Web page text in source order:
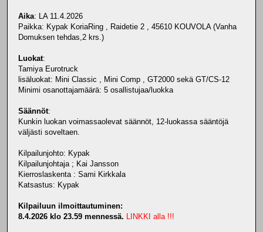
Aika: LA 11.4.2026
Paikka: Kypak KoriaRing , Raidetie 2 , 45610 KOUVOLA (Vanha
Domuksen tehdas,2 krs.)
Luokat:
Tamiya Eurotruck
lisäluokat: Mini Classic , Mini Comp , GT2000 sekä GT/CS-12
Minimi osanottajamäärä: 5 osallistujaa/luokka
Säännöt:
Kunkin luokan voimassaolevat säännöt, 12-luokassa sääntöjä
väljästi soveltaen.
Kilpailunjohto: Kypak
Kilpailunjohtaja ; Kai Jansson
Kierroslaskenta : Sami Kirkkala
Katsastus: Kypak
Kilpailuun ilmoittautuminen:
8.4.2026 klo 23.59 mennessä.
LINKKI alla !!!